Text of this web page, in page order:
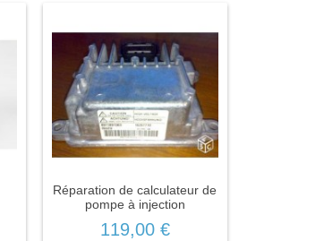
Réparation de calculateur de
pompe à injection
119,00 €